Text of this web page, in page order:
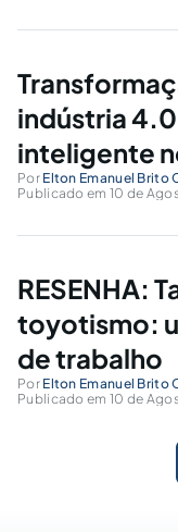
indústria
inteligente
Por Elton Emanuel Brito
Publicado em 10 de
RESENHA:
toyotismo:
de trabalho
Por Elton Emanuel Brito
Publicado em 10 de